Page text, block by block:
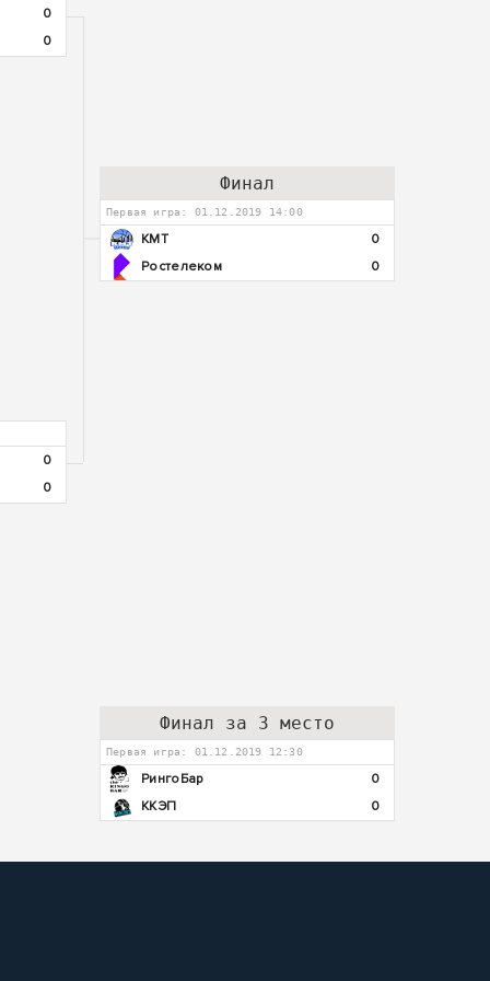
0
0
0
0
Финал
Первая игра: 01.12.2019 14:00
КМТ
0
Ростелеком
0
Финал за 3 место
Первая игра: 01.12.2019 12:30
РингоБар
0
ККЭП
0